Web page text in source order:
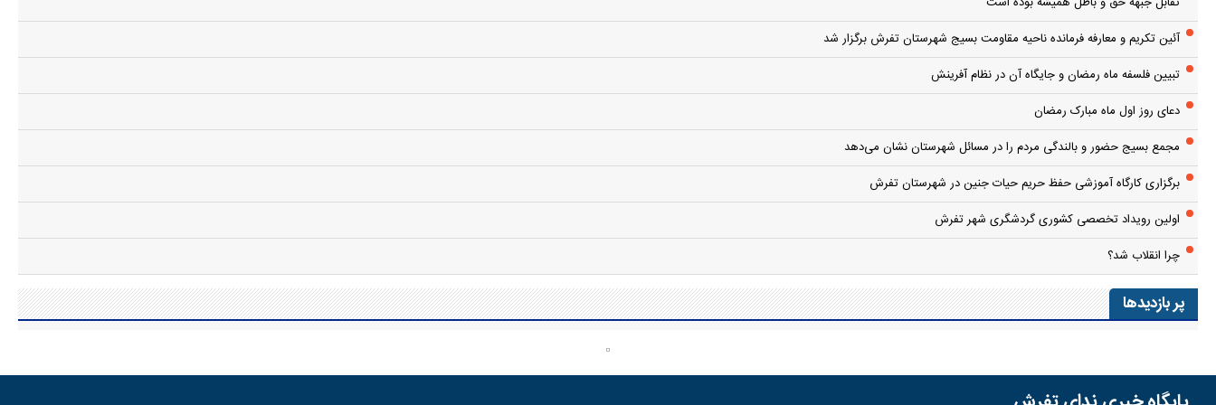
آئین تکریم و معارفه فرمانده ناحیه مقاومت بسیج شهرستان تفرش برگزار شد
تبیین فلسفه ماه رمضان و جایگاه آن در نظام آفرینش
دعای روز اول ماه مبارک رمضان
مجمع بسیج حضور و بالندگی مردم را در مسائل شهرستان نشان می‌دهد
برگزاری کارگاه آموزشی حفظ حریم حیات جنین در شهرستان تفرش
اولین رویداد تخصصی کشوری گردشگری شهر تفرش
چرا انقلاب شد؟
پر بازدیدها